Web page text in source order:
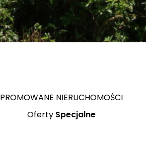
PROMOWANE NIERUCHOMOŚCI
Oferty Specjalne